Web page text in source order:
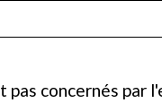
concernés par